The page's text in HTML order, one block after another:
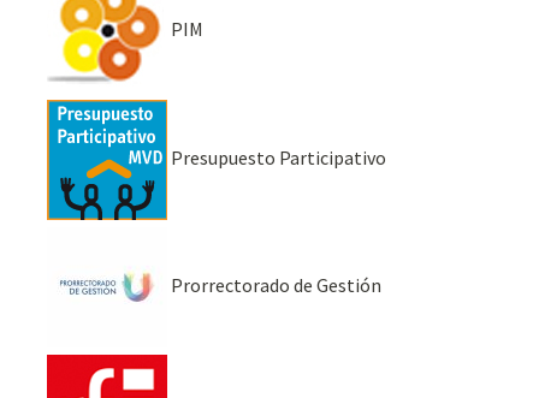
PIM
Presupuesto Participativo
Prorrectorado de Gestión